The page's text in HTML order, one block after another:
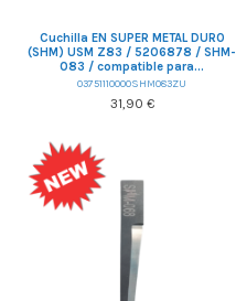
Cuchilla EN SUPER METAL DURO
(SHM) USM Z83 / 5206878 / SHM-
083 / compatible para...
03751110000SHM083ZU
31,90 €